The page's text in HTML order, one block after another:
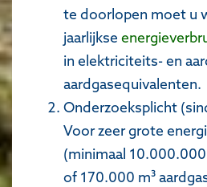
te doorlopen moet u
jaarlijkse
in elektriciteits- en
aardgasequivalenten.
Onderzoeksplicht
Voor zeer grote
(minimaal
of 170.000 m³